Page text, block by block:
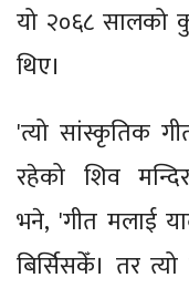
यो २०६८ सालको
थिए।
'त्यो सांस्कृतिक
रहेको शिव
भने, 'गीत मलाई
बिर्सिसकेँ। तर